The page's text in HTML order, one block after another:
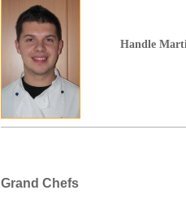
Handle
Grand Chefs